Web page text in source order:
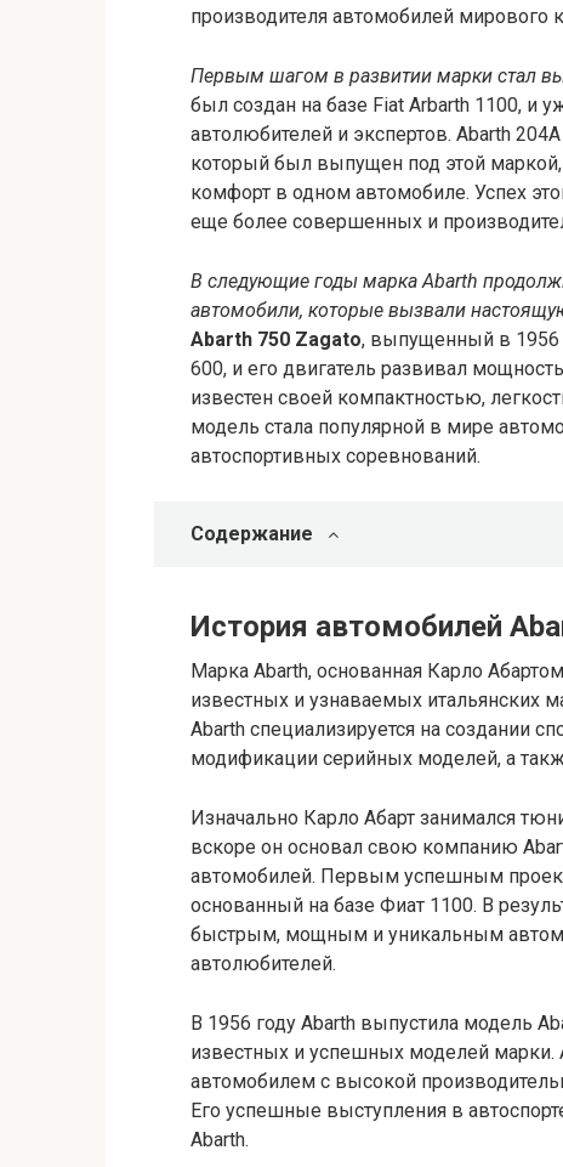
производителя автомобилей мирового
Первым шагом в развитии марки стал
был создан на базе Fiat Arbarth 1100, и
автолюбителей и экспертов. Abarth
который был выпущен под этой
комфорт в одном автомобиле. Успех
еще более совершенных и
В следующие годы марка Abarth
автомобили, которые вызвали
Abarth 750 Zagato, выпущенный в 1956
600, и его двигатель развивал
известен своей компактностью,
модель стала популярной в мире
автоспортивных соревнований.
Содержание
История автомобилей
Марка Abarth, основанная Карло
известных и узнаваемых итальянских
Abarth специализируется на создании
модификации серийных моделей, а
Изначально Карло Абарт занимался
вскоре он основал свою компанию
автомобилей. Первым успешным
основанный на базе Фиат 1100. В
быстрым, мощным и уникальным
автолюбителей.
В 1956 году Abarth выпустила модель
известных и успешных моделей
автомобилем с высокой
Его успешные выступления в
Abarth.